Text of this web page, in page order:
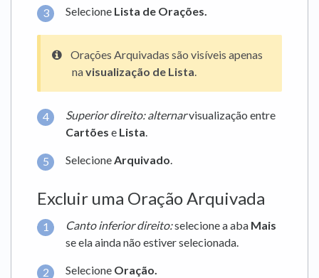
Selecione Lista de Orações.
Orações Arquivadas são visíveis apenas
navisualização de Lista.
Superior direito: alternarvisualização entre
Cartões e Lista
SelecioneArquivado.
Excluir uma Oração Arquivada
Canto inferior direito:selecione a aba Mais
se ela ainda não estiver selecionada.
Selecione Oração.